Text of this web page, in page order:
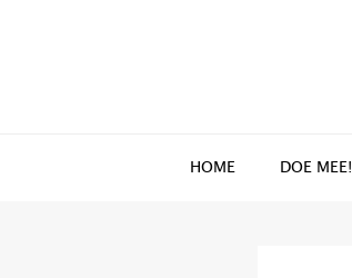
HOME DOE MEE!